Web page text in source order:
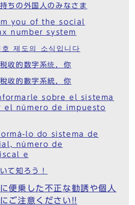
ちの外国人のみなさま
you of the social
number system
제도의 소식입니다
收的数字系统，你
收的數字系統，你
sobre el sistema
el número de impuesto
lo do sistema de
número de
e
て知ろう！
便乗した不正な勧誘や個人
ご注意ください!!